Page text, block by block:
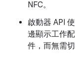
NFC。
啟動器 API
邊顯示工作
件，而無需切